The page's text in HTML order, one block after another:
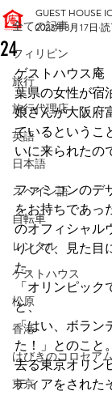
全ての記事
フィリピン
旅行
旅行代理店
英語
日本語
スペイン語
自転車
レンタル
ゲストハウス
松原
香港
はびきのコロセアム
東京
24
GUEST HOUSE
2023年3月17日
ゲストハウス庵
葉県の女性が宿
娘さんが大阪府
ているというこ
いに来られたの
ファミコンのデ
をお持ちであっ
のオフィシャル
りして、見た目
た。
「オリンピッ
と、
「はい、ボラン
た！」とのこと。
去る東京オリン
ティアをされた